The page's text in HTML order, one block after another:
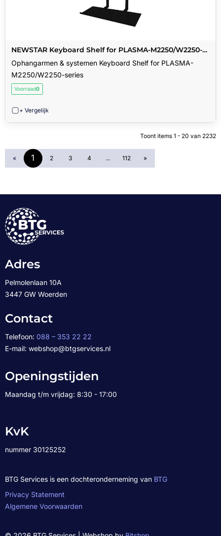
NEWSTAR Keyboard Shelf for PLASMA-M2250/W2250-
Ophangarmen & systemen Keyboard Shelf for PLASMA-
M2250/W2250-series
Voorraad0
+ Vergelijk
Toont items 1 - 20 van 2232
« 1 2 3 4 ... 112 »
Adres
Pelmolenlaan 10A
3447 GW Woerden
Contact
Telefoon: 088 – 353 22 22
E-mail: webshop@btgservices.nl
Openingstijden
Maandag t/m vrijdag: 8:30 - 17:00
KvK
nummer 30125252
BTG Services is een dochteronderneming van BTG
Privacy Statement
Algemene Voorwaarden